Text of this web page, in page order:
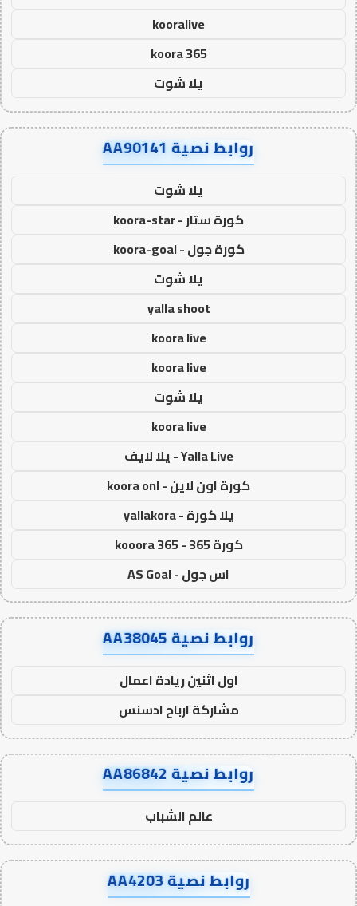
kooralive
koora 365
يلا شوت
روابط نصية AA90141
يلا شوت
كورة ستار - koora-star
كورة جول - koora-goal
يلا شوت
yalla shoot
koora live
koora live
يلا شوت
koora live
Yalla Live - يلا لايف
كورة اون لاين - koora onl
يلا كورة - yallakora
كورة 365 - kooora 365
اس جول - AS Goal
روابط نصية AA38045
اول اثنين ريادة اعمال
مشاركة ارباح ادسنس
روابط نصية AA86842
عالم الشباب
روابط نصية AA4203